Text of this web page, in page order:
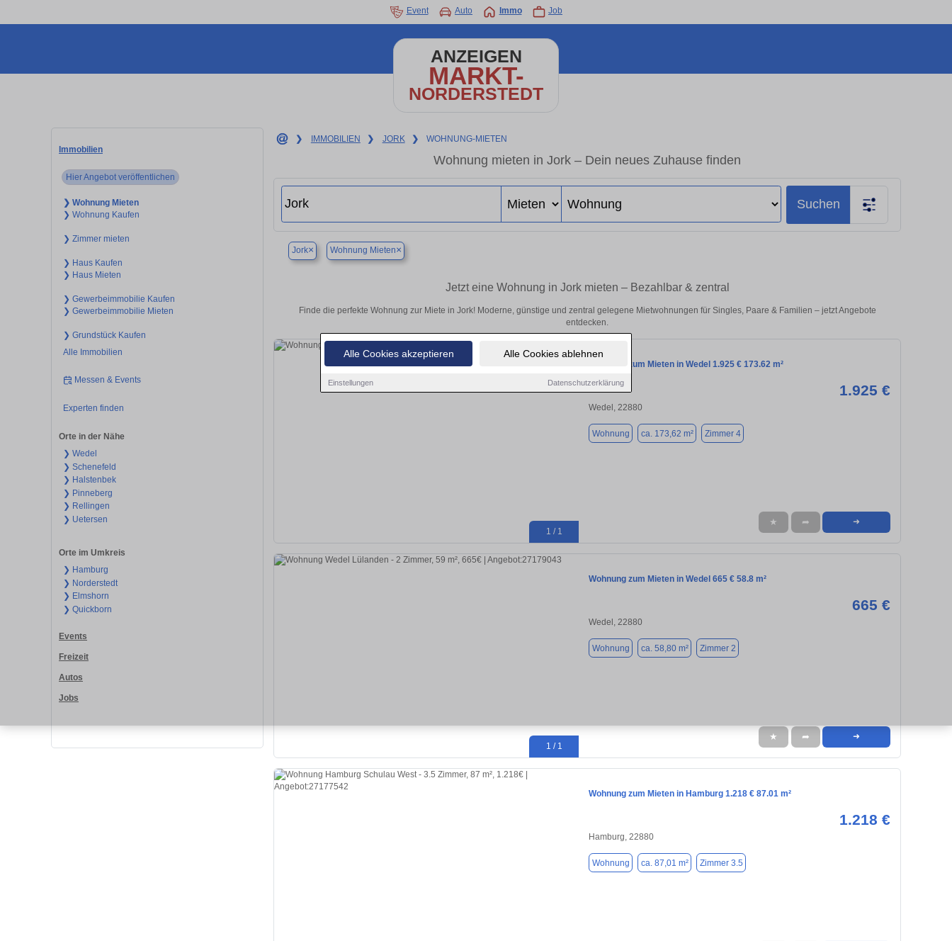
Alle Cookies akzeptieren Alle Cookies ablehnen
Einstellungen Datenschutzerklärung
Event Auto Immo Job
ANZEIGEN
MARKT-
NORDERSTEDT
Immobilien
Hier Angebot veröffentlichen
❯ Wohnung Mieten
❯ Wohnung Kaufen
❯ Zimmer mieten
❯ Haus Kaufen
❯ Haus Mieten
❯ Gewerbeimmobilie Kaufen
❯ Gewerbeimmobilie Mieten
❯ Grundstück Kaufen
Alle Immobilien
Messen & Events
Experten finden
Orte in der Nähe
❯ Wedel
❯ Schenefeld
❯ Halstenbek
❯ Pinneberg
❯ Rellingen
❯ Uetersen
Orte im Umkreis
❯ Hamburg
❯ Norderstedt
❯ Elmshorn
❯ Quickborn
Events
Freizeit
Autos
Jobs
❯ IMMOBILIEN ❯ JORK ❯ WOHNUNG-MIETEN
Wohnung mieten in Jork – Dein neues Zuhause finden
Suchen
Jork× Wohnung Mieten×
Jetzt eine Wohnung in Jork mieten – Bezahlbar & zentral
Finde die perfekte Wohnung zur Miete in Jork! Moderne, günstige und zentral gelegene Mietwohnungen für Singles, Paare & Familien – jetzt Angebote
entdecken.
1 / 1
Wohnung zum Mieten in Wedel 1.925 € 173.62 m²
1.925 €
Wedel, 22880
Wohnung ca. 173,62 m² Zimmer 4
★ ➦ ➜
1 / 1
Wohnung zum Mieten in Wedel 665 € 58.8 m²
665 €
Wedel, 22880
Wohnung ca. 58,80 m² Zimmer 2
★ ➦ ➜
Wohnung zum Mieten in Hamburg 1.218 € 87.01 m²
1.218 €
Hamburg, 22880
Wohnung ca. 87,01 m² Zimmer 3.5